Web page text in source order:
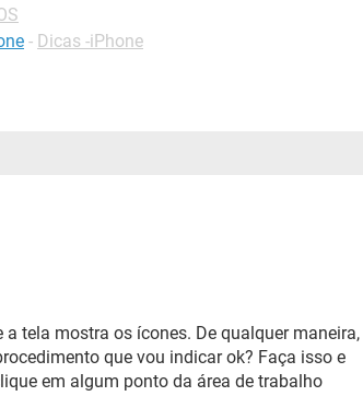
- Dicas -iPhone
tela mostra os ícones. De qualquer maneira,
que vou indicar ok? Faça isso e
em algum ponto da área de trabalho